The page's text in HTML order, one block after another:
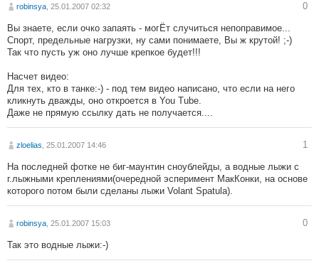
robinsya , 25.01.2007 02:32 0
Вы знаете, если очко запаять - могЁт случиться непоправимое...
Спорт, предельные нагрузки, ну сами понимаете, Вы ж крутой! ;-)
Так что пусть уж оно лучше крепкое будет!!!
Насчет видео:
Для тех, кто в танке:-) - под тем видео написано, что если на него
кликнуть дважды, оно откроется в You Tube.
Даже не прямую ссылку дать не получается....
zloelias , 25.01.2007 14:46 1
На последней фотке не биг-маунтин сноублейды, а водные лыжи с
г.лыжными креплениями(очередной эсперимент МакКонки, на основе
которого потом были сделаны лыжи Volant Spatula).
robinsya , 25.01.2007 15:03 0
Так это водные лыжи:-)